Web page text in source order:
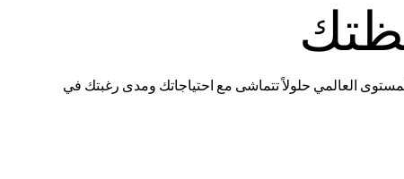
العالمي حلولاً تتماشى مع احتياجاتك ومدى رغبتك في